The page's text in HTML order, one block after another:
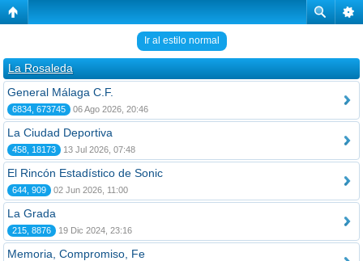
Ir al estilo normal
La Rosaleda
General Málaga C.F.
6834, 673745 06 Ago 2026, 20:46
La Ciudad Deportiva
458, 18173 13 Jul 2026, 07:48
El Rincón Estadístico de Sonic
644, 909 02 Jun 2026, 11:00
La Grada
215, 8876 19 Dic 2024, 23:16
Memoria, Compromiso, Fe